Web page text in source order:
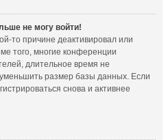
не могу войти!
то причине деактивировал или
того, многие конференции
длительное время не
размер базы данных. Если
снова и активнее